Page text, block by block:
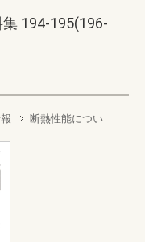
194-195(196-
断熱性能につい